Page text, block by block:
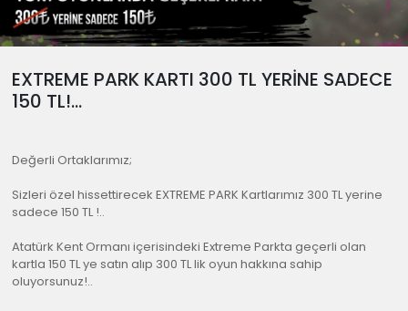
EXTREME PARK KARTI 300 TL YERİNE SADECE
150 TL!...
Değerli Ortaklarımız;
Sizleri özel hissettirecek EXTREME PARK Kartlarımız 300 TL yerine
sadece 150 TL !..
Atatürk Kent Ormanı içerisindeki Extreme Parkta geçerli olan
kartla 150 TL ye satın alıp 300 TL lik oyun hakkına sahip
oluyorsunuz!..